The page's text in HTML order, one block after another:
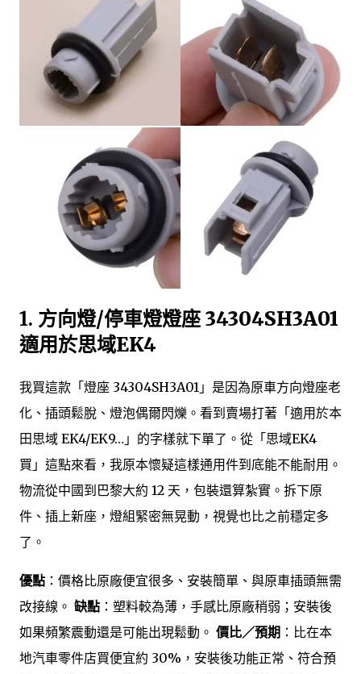
1. 方向燈/停車燈燈座 34304SH3A01
適用於思域EK4
我買這款「燈座 34304SH3A01」是因為原車方向燈座老
化、插頭鬆脫、燈泡偶爾閃爍。看到賣場打著「適用於本
田思域 EK4/EK9…」的字樣就下單了。從「思域EK4
買」這點來看，我原本懷疑這樣通用件到底能不能耐用。
物流從中國到巴黎大約 12 天，包裝還算紮實。拆下原
件、插上新座，燈組緊密無晃動，視覺也比之前穩定多
了。
優點 ：價格比原廠便宜很多、安裝簡單、與原車插頭無需
改接線。 缺點 ：塑料較為薄，手感比原廠稍弱；安裝後
如果頻繁震動還是可能出現鬆動。 價比／預期 ：比在本
地汽車零件店買便宜約 30%，安裝後功能正常、符合預